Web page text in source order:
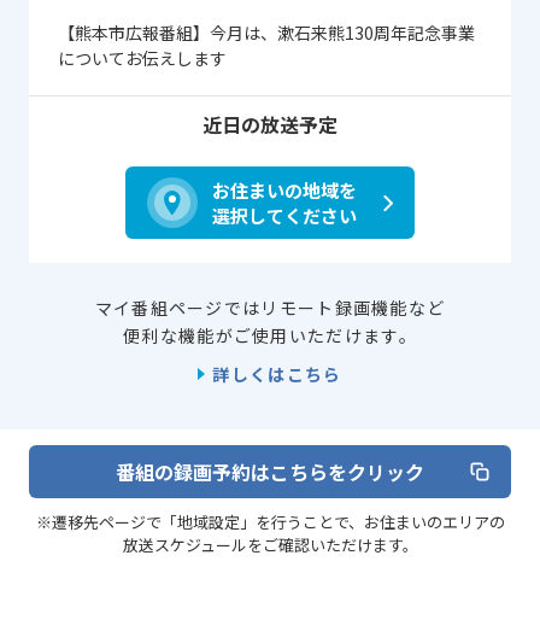
【熊本市広報番組】今月は、漱石来熊130周年記念事業
についてお伝えします
近日の放送予定
お住まいの地域を
選択してください
マイ番組ページではリモート録画機能など
便利な機能がご使用いただけます。
詳しくはこちら
番組の録画予約はこちらをクリック
※遷移先ページで「地域設定」を行うことで、お住まいのエリアの
放送スケジュールをご確認いただけます。